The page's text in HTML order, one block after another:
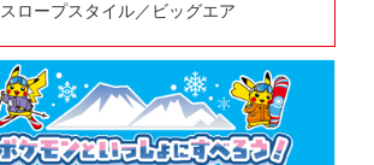
スロープスタイル／ビッグエア